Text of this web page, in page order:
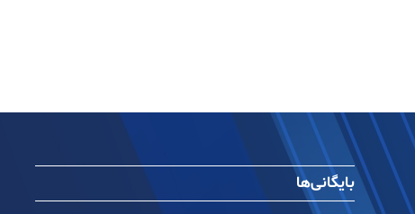
بایگانی‌ها